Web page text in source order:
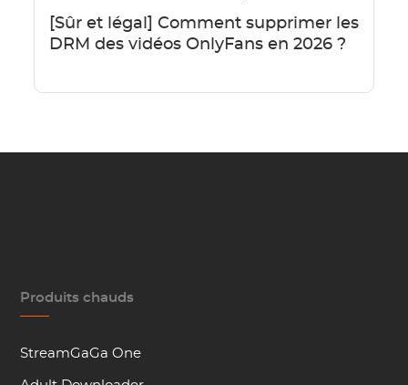
[Sûr et légal] Comment supprimer les
DRM des vidéos OnlyFans en 2026 ?
Produits chauds
StreamGaGa One